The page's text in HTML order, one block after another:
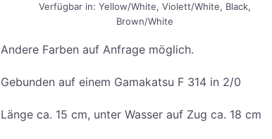
Ver­füg­bar in: Yellow/White, Violett/White, Black,
Brown/White
Ande­re Far­ben auf Anfra­ge möglich.
Gebun­den auf einem Gama­kat­su F 314 in 2/0
Län­ge ca. 15 cm, unter Was­ser auf Zug ca. 18 cm